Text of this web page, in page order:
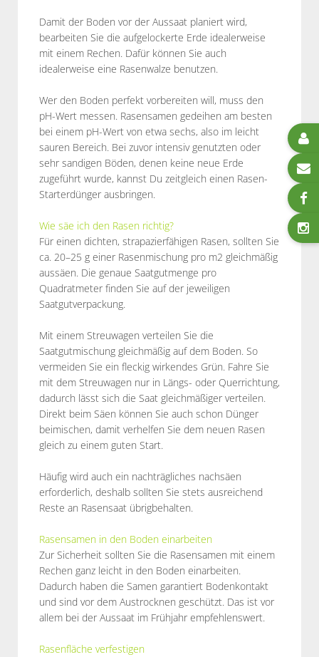
Damit der Boden vor der Aussaat planiert wird,
bearbeiten Sie die aufgelockerte Erde idealerweise
mit einem Rechen. Dafür können Sie auch
idealerweise eine Rasenwalze benutzen.
Wer den Boden perfekt vorbereiten will, muss den
pH-Wert messen. Rasensamen gedeihen am besten
bei einem pH-Wert von etwa sechs, also im leicht
sauren Bereich. Bei zuvor intensiv genutzten oder
sehr sandigen Böden, denen keine neue Erde
zugeführt wurde, kannst Du zeitgleich einen Rasen-
Starterdünger ausbringen.
Wie säe ich den Rasen richtig?
Für einen dichten, strapazierfähigen Rasen, sollten Sie
ca. 20–25 g einer Rasenmischung pro m2 gleichmäßig
aussäen. Die genaue Saatgutmenge pro
Quadratmeter finden Sie auf der jeweiligen
Saatgutverpackung.
Mit einem Streuwagen verteilen Sie die
Saatgutmischung gleichmäßig auf dem Boden. So
vermeiden Sie ein fleckig wirkendes Grün. Fahre Sie
mit dem Streuwagen nur in Längs- oder Querrichtung,
dadurch lässt sich die Saat gleichmäßiger verteilen.
Direkt beim Säen können Sie auch schon Dünger
beimischen, damit verhelfen Sie dem neuen Rasen
gleich zu einem guten Start.
Häufig wird auch ein nachträgliches nachsäen
erforderlich, deshalb sollten Sie stets ausreichend
Reste an Rasensaat übrigbehalten.
Rasensamen in den Boden einarbeiten
Zur Sicherheit sollten Sie die Rasensamen mit einem
Rechen ganz leicht in den Boden einarbeiten.
Dadurch haben die Samen garantiert Bodenkontakt
und sind vor dem Austrocknen geschützt. Das ist vor
allem bei der Aussaat im Frühjahr empfehlenswert.
Rasenfläche verfestigen